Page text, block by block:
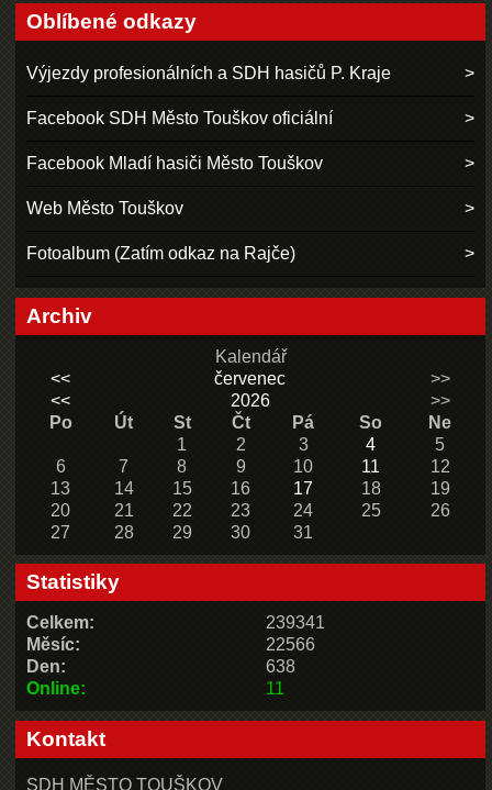
Oblíbené odkazy
Výjezdy profesionálních a SDH hasičů P. Kraje
Facebook SDH Město Touškov oficiální
Facebook Mladí hasiči Město Touškov
Web Město Touškov
Fotoalbum (Zatím odkaz na Rajče)
Archiv
Kalendář
<<
červenec
>>
<<
2026
>>
Po
Út St Čt Pá So
Ne
1
2 3 4
5
6
7 8 9 10 11
12
13
14 15 16 17 18
19
20
21 22 23 24 25
26
27
28 29 30 31
Statistiky
Online: 11
Celkem:
239341
Měsíc:
22566
Den:
638
Kontakt
SDH MĚSTO TOUŠKOV